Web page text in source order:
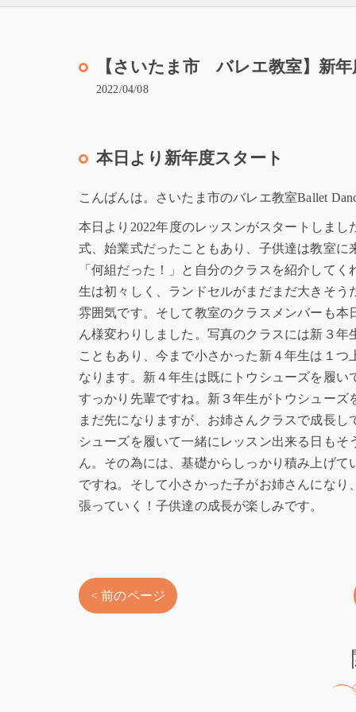
【さいたま市 バレエ教室】新
2022/04/08
本日より新年度スタート
こんばんは。さいたま市のバレエ教室Ballet
本日より2022年度のレッスンがスタートしまし
式、始業式だったこともあり、子供達は教室に
「何組だった！」と自分のクラスを紹介してく
生は初々しく、ランドセルがまだまだ大きそう
雰囲気です。そして教室のクラスメンバーも本
ん様変わりしました。写真のクラスには新３年
こともあり、今まで小さかった新４年生は１つ
なります。新４年生は既にトウシューズを履い
すっかり先輩ですね。新３年生がトウシューズ
まだ先になりますが、お姉さんクラスで成長し
シューズを履いて一緒にレッスン出来る日もそ
ん。その為には、基礎からしっかり積み上げて
ですね。そして小さかった子がお姉さんになり
張っていく！子供達の成長が楽しみです。
< 前のページ